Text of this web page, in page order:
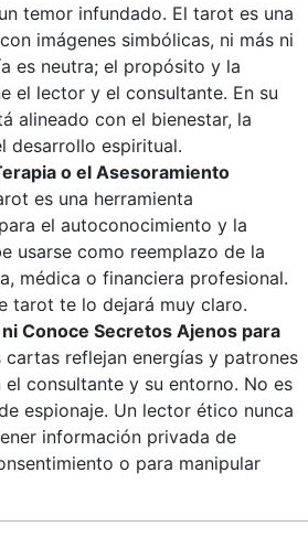
temor infundado. El tarot es una
imágenes simbólicas, ni más ni
es neutra; el propósito y la
el lector y el consultante. En su
alineado con el bienestar, la
desarrollo espiritual.
o el Asesoramiento
es una herramienta
el autoconocimiento y la
usarse como reemplazo de la
médica o financiera profesional.
tarot te lo dejará muy claro.
Conoce Secretos Ajenos para
cartas reflejan energías y patrones
consultante y su entorno. No es
espionaje. Un lector ético nunca
información privada de
o para manipular